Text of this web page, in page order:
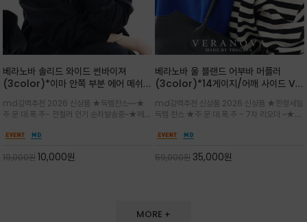
베라노바 솔리드 와이드 썬바이져
(3color)*이마 안쪽 부분 에어 메쉬
노바 심볼 전사 인쇄(Transfer
Printing)뒷밴딩으로 사이즈 조절이 가
능해 누구나 안정적으로 착용
md강력추천 2026 신상품 ★득템찬스~~★
주.문.대.폭.주- 전컬러 인기 순차발송중~★메쉬
일 보송보송한 스킨케어 핏(Skin-care fit)을
프,여행까지~~
19,000원10,000원
베라노바 울 블랜드 어부바 머플러
(3color)*14게이지/어깨 사이드 VN
잡는 감각적인 레이어드 니트 어부바숄/
뒷면의 은은한 V자 조직감과 부드러운
터치감으로 완성도를 높였으며, 단조로
md강력추천 신상품 2026 신상품 ★한정세일
득템 찬스 ★주.문.대.폭.주 - 7차 리오더 ~★셔
인트를 주기 좋으며, 소매 끝단에 위치한 실버
스러움을 동시에
59,000원35,000원
MORE +